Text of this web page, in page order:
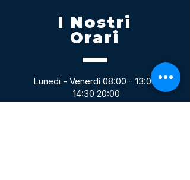
I Nostri
Orari
Lunedi - Venerdì 08:00 - 13:00
14:30 20:00